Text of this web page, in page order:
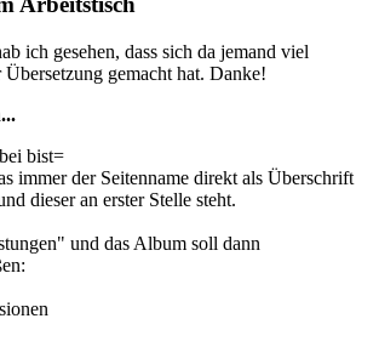
ich gesehen, dass sich da jemand viel
gemacht hat. Danke!
bist=
immer der Seitenname direkt als Überschrift
dieser an erster Stelle steht.
und das Album soll dann